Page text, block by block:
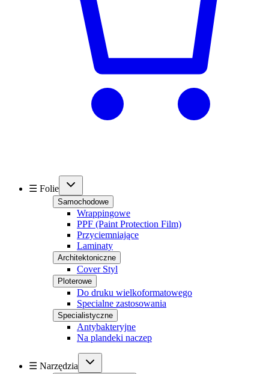
☰ Folie
Samochodowe
Wrappingowe
PPF (Paint Protection Film)
Przyciemniające
Laminaty
Architektoniczne
Cover Styl
Ploterowe
Do druku wielkoformatowego
Specialne zastosowania
Specialistyczne
Antybakteryjne
Na plandeki naczep
☰ Narzędzia